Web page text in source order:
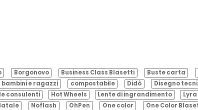
Borgonovo Business Class Blasetti Buste carta
bambini e ragazzi compostabile Didò
Disegno
consulenti Hot Wheels Lente di ingrandimento Lyra
Noflash OhPen One color One Color